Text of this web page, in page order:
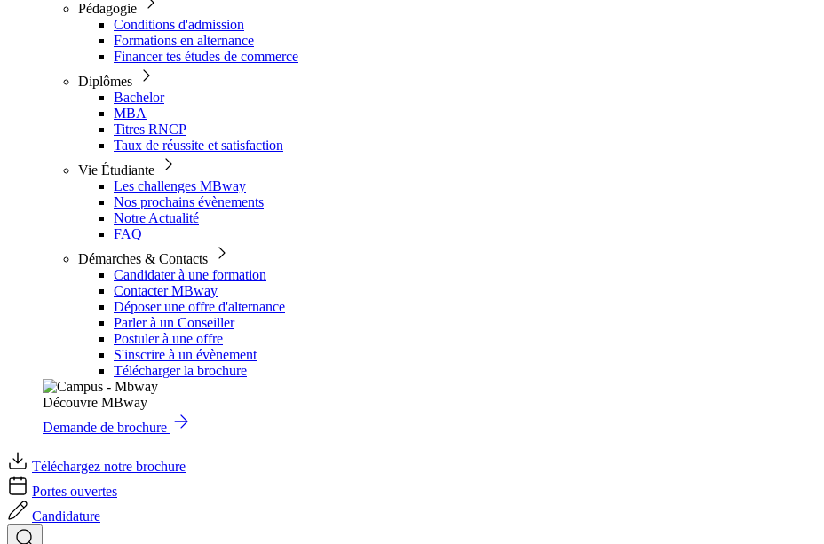
Pédagogie
Conditions d'admission
Formations en alternance
Financer tes études de commerce
Diplômes
Bachelor
MBA
Titres RNCP
Taux de réussite et satisfaction
Vie Étudiante
Les challenges MBway
Nos prochains évènements
Notre Actualité
FAQ
Démarches & Contacts
Candidater à une formation
Contacter MBway
Déposer une offre d'alternance
Parler à un Conseiller
Postuler à une offre
S'inscrire à un évènement
Télécharger la brochure
Découvre MBway
Demande de brochure
Téléchargez notre brochure
Portes ouvertes
Candidature